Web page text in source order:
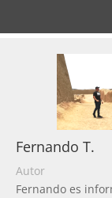
Fernando T.
Autor
Fernando es